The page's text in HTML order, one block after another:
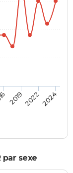
201920222024
par sexe